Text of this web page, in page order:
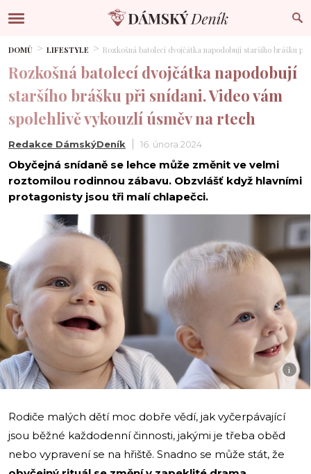
DOMŮ LIFESTYLE Rozkošná batolecí dvojčátka napodobují staršího brášku
Rozkošná batolecí dvojčátka napodobují
staršího brášku při snídani. Video vám
spolehlivě vykouzlí úsměv na rtech
Redakce DámskýDeník 16. února 2024
Obyčejná snídaně se lehce může změnit ve velmi
roztomilou rodinnou zábavu. Obzvlášť když hlavními
protagonisty jsou tři malí chlapečci.
i
Rodiče malých dětí moc dobře vědí, jak vyčerpávající
jsou běžné každodenní činnosti, jakými je třeba oběd
nebo vypravení se na hřiště. Snadno se může stát, že